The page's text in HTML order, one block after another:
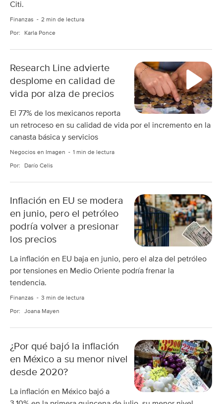
Citi.
Finanzas 2 min de lectura
Por: Karla Ponce
Research Line advierte
desplome en calidad de
vida por alza de precios
El 77% de los mexicanos reporta
un retroceso en su calidad de vida por el incremento en la
canasta básica y servicios
Negocios en Imagen 1 min de lectura
Por: Darío Celis
Inflación en EU se modera
en junio, pero el petróleo
podría volver a presionar
los precios
La inflación en EU baja en junio, pero el alza del petróleo
por tensiones en Medio Oriente podría frenar la
tendencia.
Finanzas 3 min de lectura
Por: Joana Mayen
¿Por qué bajó la inflación
en México a su menor nivel
desde 2020?
La inflación en México bajó a